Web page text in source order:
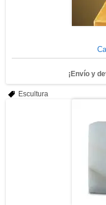
¡Envío y
Escultura